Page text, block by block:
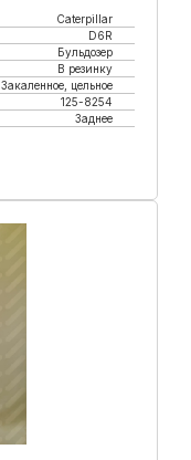
Caterpillar
D6R
Бульдозер
В резинку
Закаленное, цельное
125-8254
Заднее